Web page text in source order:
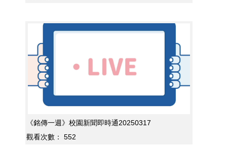
《銘傳一週》校園新聞即時通20250317
觀看次數：
552